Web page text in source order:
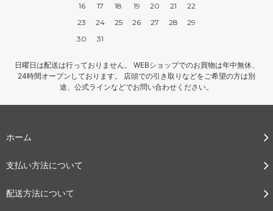
16
17 18 19 20 21
22
23
24 25 26 27 28
29
30
31
日曜日は配送は行っておりません。 WEBショップでのお買物は年中無休、
24時間オープンしております。 店頭での引き取りなどをご希望の方は別
途、公式ラインなどでお問い合わせください。
ホーム
支払い方法について
配送方法について